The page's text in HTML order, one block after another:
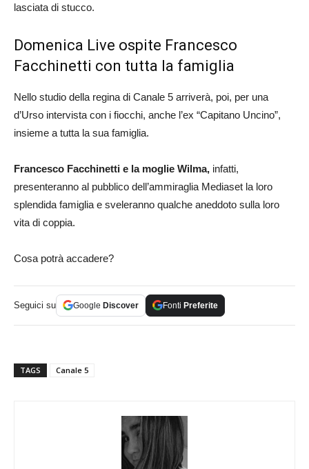
lasciata di stucco.
Domenica Live ospite Francesco
Facchinetti con tutta la famiglia
Nello studio della regina di Canale 5 arriverà, poi, per una
d’Urso intervista con i fiocchi, anche l’ex “Capitano Uncino”,
insieme a tutta la sua famiglia.
Francesco Facchinetti e la moglie Wilma, infatti,
presenteranno al pubblico dell’ammiraglia Mediaset la loro
splendida famiglia e sveleranno qualche aneddoto sulla loro
vita di coppia.
Cosa potrà accadere?
Seguici su Google Discover Fonti Preferite
TAGS Canale 5